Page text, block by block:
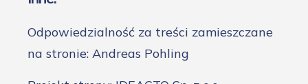
Odpowiedzialność za treści zamieszczane
na stronie: Andreas Pohling